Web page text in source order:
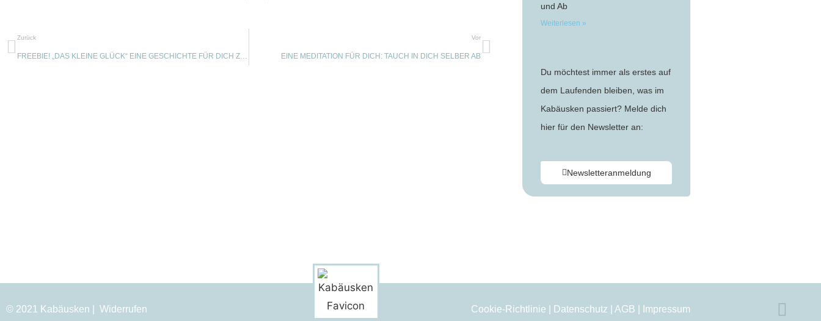
Zurück
FREEBIE! „DAS KLEINE GLÜCK“ EINE GESCHICHTE FÜR DICH ZUM DOWNLOAD
Vor
EINE MEDITATION FÜR DICH: TAUCH IN DICH SELBER AB
und Ab
Weiterlesen »
Du möchtest immer als erstes auf
dem Laufenden bleiben, was im
Kabäusken passiert? Melde dich
hier für den Newsletter an:
Newsletteranmeldung
© 2021 Kabäusken | Widerrufen Cookie-Richtlinie Datenschutz AGB Impressum